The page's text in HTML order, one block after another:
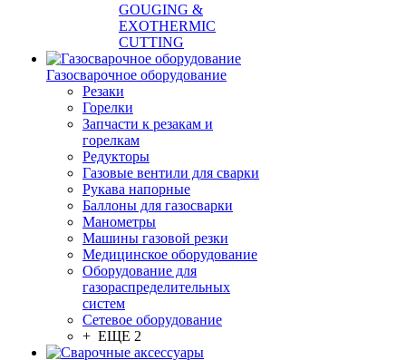
GOUGING &
EXOTHERMIC
CUTTING
Газосварочное оборудование
Резаки
Горелки
Запчасти к резакам и
горелкам
Редукторы
Газовые вентили для сварки
Рукава напорные
Баллоны для газосварки
Манометры
Машины газовой резки
Медицинское оборудование
Оборудование для
газораспределительных
систем
Сетевое оборудование
+ ЕЩЕ 2